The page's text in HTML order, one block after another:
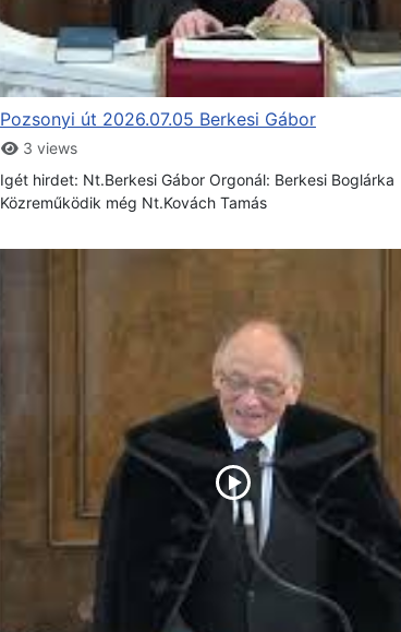
Pozsonyi út 2026.07.05 Berkesi Gábor
3 views
Igét hirdet: Nt.Berkesi Gábor Orgonál: Berkesi Boglárka
Közreműködik még Nt.Kovách Tamás